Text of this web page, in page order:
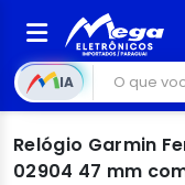
IA
Relógio Garmin
02904 47 mm